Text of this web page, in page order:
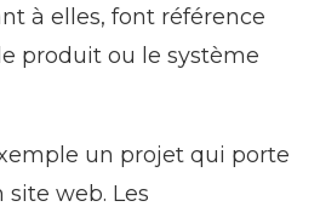
à elles, font référence
produit ou le système
un projet qui porte
site web. Les